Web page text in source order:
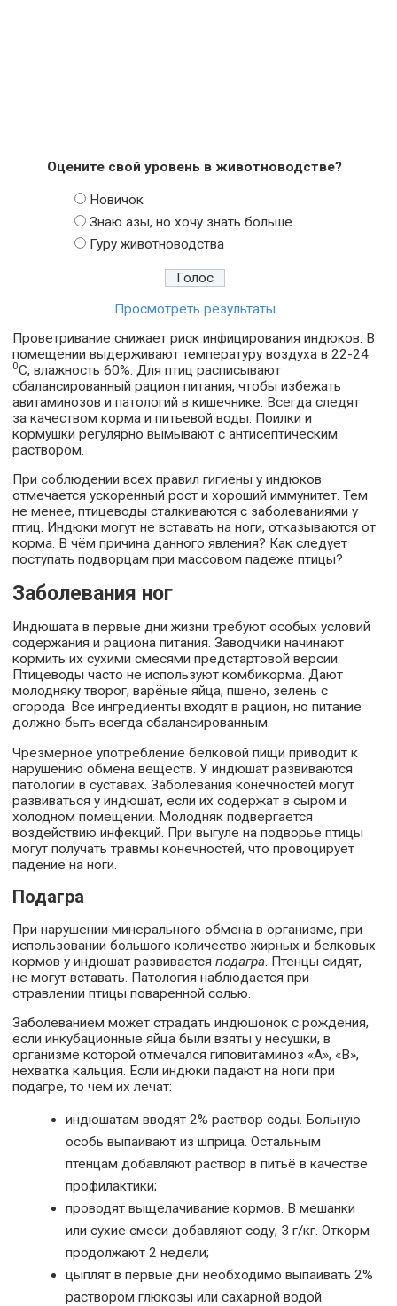
Оцените свой уровень в животноводстве?
Новичок
Знаю азы, но хочу знать больше
Гуру животноводства
Просмотреть результаты
Проветривание снижает риск инфицирования индюков. В
помещении выдерживают температуру воздуха в 22-24
0С, влажность 60%. Для птиц расписывают
сбалансированный рацион питания, чтобы избежать
авитаминозов и патологий в кишечнике. Всегда следят
за качеством корма и питьевой воды. Поилки и
кормушки регулярно вымывают с антисептическим
раствором.
При соблюдении всех правил гигиены у индюков
отмечается ускоренный рост и хороший иммунитет. Тем
не менее, птицеводы сталкиваются с заболеваниями у
птиц. Индюки могут не вставать на ноги, отказываются от
корма. В чём причина данного явления? Как следует
поступать подворцам при массовом падеже птицы?
Заболевания ног
Индюшата в первые дни жизни требуют особых условий
содержания и рациона питания. Заводчики начинают
кормить их сухими смесями предстартовой версии.
Птицеводы часто не используют комбикорма. Дают
молодняку творог, варёные яйца, пшено, зелень с
огорода. Все ингредиенты входят в рацион, но питание
должно быть всегда сбалансированным.
Чрезмерное употребление белковой пищи приводит к
нарушению обмена веществ. У индюшат развиваются
патологии в суставах. Заболевания конечностей могут
развиваться у индюшат, если их содержат в сыром и
холодном помещении. Молодняк подвергается
воздействию инфекций. При выгуле на подворье птицы
могут получать травмы конечностей, что провоцирует
падение на ноги.
Подагра
При нарушении минерального обмена в организме, при
использовании большого количество жирных и белковых
кормов у индюшат развиваетсяподагра. Птенцы сидят,
не могут вставать. Патология наблюдается при
отравлении птицы поваренной солью.
Заболеванием может страдать индюшонок с рождения,
если инкубационные яйца были взяты у несушки, в
организме которой отмечался гиповитаминоз «А», «В»,
нехватка кальция. Если индюки падают на ноги при
подагре, то чем их лечат:
индюшатам вводят 2% раствор соды. Больную
особь выпаивают из шприца. Остальным
птенцам добавляют раствор в питьё в качестве
профилактики;
проводят выщелачивание кормов. В мешанки
или сухие смеси добавляют соду, 3 г/кг. Откорм
продолжают 2 недели;
цыплят в первые дни необходимо выпаивать 2%
раствором глюкозы или сахарной водой.